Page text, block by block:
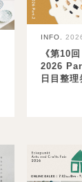
INFO.
《第10
2026
日目整理